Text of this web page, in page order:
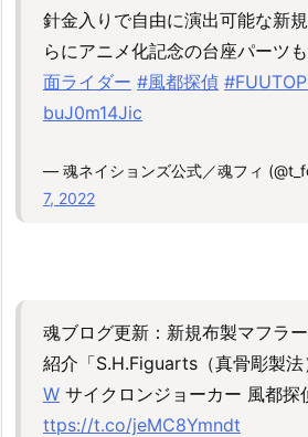
針金入りで自由に演出可能な新
らにアニメ化記念の台座パーツも
面ライダー #風都探偵
buJ0m14Jic
— 魂ネイションズ公式／魂フィ
7, 2022
魂ブログ更新：新規布製マフラ
紹介「S.H.Figuarts（真骨彫製法
W サイクロンジョーカー 風都探
ttps://t.co/jeMC8Ymndt